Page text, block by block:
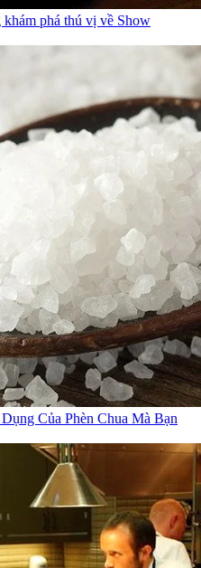
phá thú vị về Show
Của Phèn Chua Mà Bạn